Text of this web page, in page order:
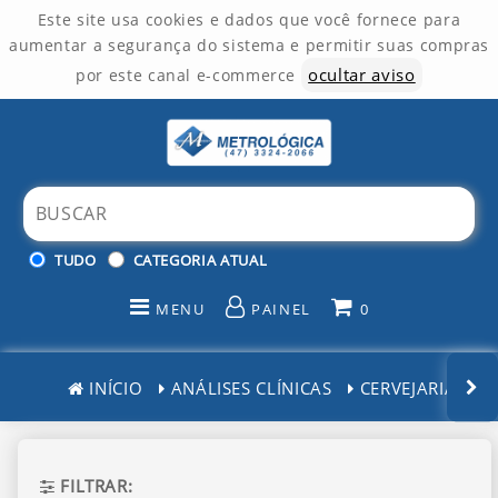
Este site usa cookies e dados que você fornece para
aumentar a segurança do sistema e permitir suas compras
por este canal e-commerce
TUDO CATEGORIA ATUAL
MENU
INÍCIO
PAINEL 0
INÍCIO ANÁLISES CLÍNICAS CERVEJARIAS
FILTRAR: